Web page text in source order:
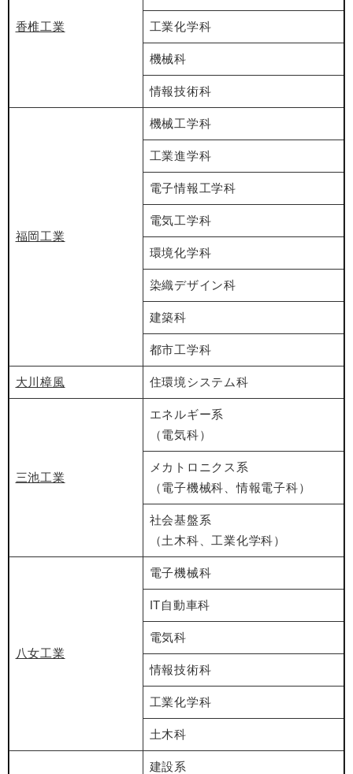
香椎工業 工業化学科
機械科
情報技術科
福岡工業
機械工学科
工業進学科
電子情報工学科
電気工学科
環境化学科
染織デザイン科
建築科
都市工学科
大川樟風 住環境システム科
三池工業
エネルギー系
（電気科）
メカトロニクス系
（電子機械科、情報電子科）
社会基盤系
（土木科、工業化学科）
八女工業
電子機械科
IT自動車科
電気科
情報技術科
工業化学科
土木科
建設系